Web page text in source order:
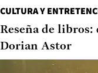
CULTURA Y
Reseña de libros:
Dorian Astor